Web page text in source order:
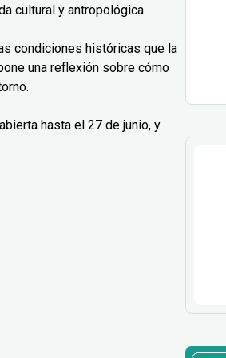
cultural y antropológica.
condiciones históricas que la
una reflexión sobre cómo
hasta el 27 de junio, y